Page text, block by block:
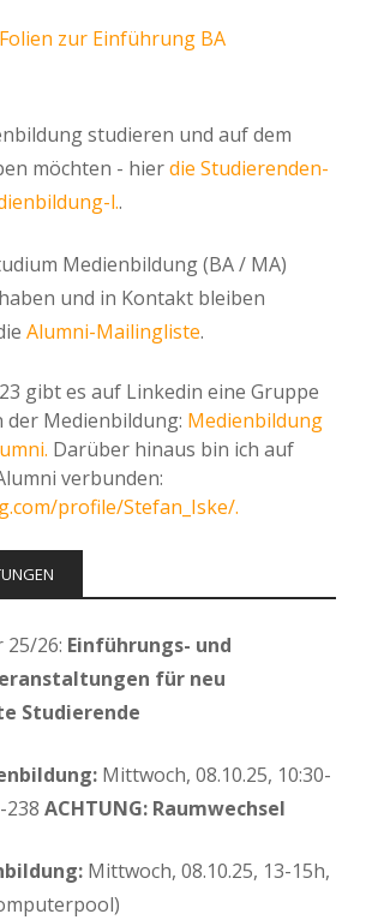
Folien zur Einführung BA
studieren und auf dem
möchten - hierdie Studierenden-
l..
Medienbildung (BA / MA)
und in Kontakt bleiben
Alumni-Mailingliste.
gibt es auf Linkedin eine Gruppe
Medienbildung: Medienbildung
Darüber hinaus bin ich auf
verbunden:
profile/Stefan_Iske/.
26: Einführungs- und
für neu
Studierende
Mittwoch, 08.10.25, 10:30-
238 ACHTUNG: Raumwechsel
Mittwoch, 08.10.25, 13-15h,